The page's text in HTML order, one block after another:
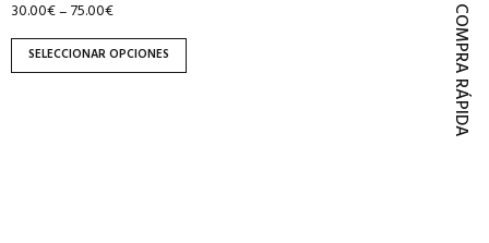
30.00€–75.00€
SELECCIONAR OPCIONES
página
de
producto
COMPRA RÁPIDA